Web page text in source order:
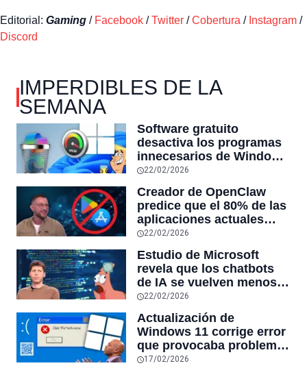
Editorial: Gaming / Facebook /Twitter /Cobertura / Instagram /
Discord
IMPERDIBLES DE LA
SEMANA
Software gratuito
desactiva los programas
innecesarios de Windows
11 y optimiza el PC,
reduciendo el uso de la
RAM y mucho más
22/02/2026
Creador de OpenClaw
predice que el 80% de las
aplicaciones actuales
desaparecerán en el
futuro: “Solo sobrevivirán
las aplicaciones con
sensores únicos o
conexiones especiales a
hardware
22/02/2026
Estudio de Microsoft
revela que los chatbots
de IA se vuelven menos
confiables mientras más
tiempo hablas con ellos:
la falta de confiabilidad
sube un 112%
22/02/2026
Actualización de
Windows 11 corrige error
que provocaba problemas
al jugar en PC: los
17/02/2026